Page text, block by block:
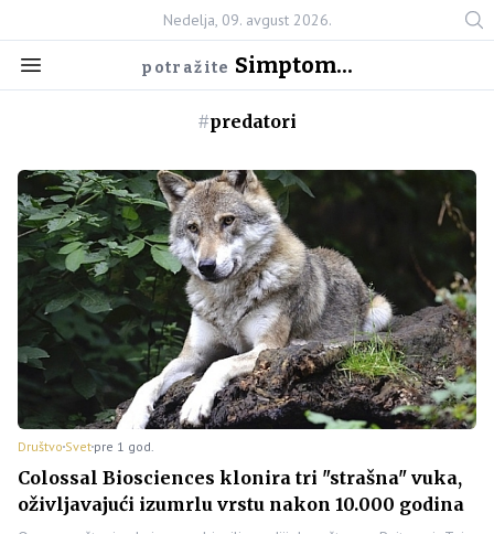
Nedelja, 09. avgust 2026.
potražite Simptom...
#predatori
Društvo Svet pre 1 god.
Colossal Biosciences klonira tri "strašna" vuka,
oživljavajući izumrlu vrstu nakon 10.000 godina